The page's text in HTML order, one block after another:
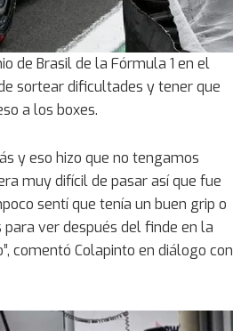
de Brasil de la Fórmula 1 en el
sortear dificultades y tener que
a los boxes.
y eso hizo que no tengamos
muy difícil de pasar así que fue
sentí que tenía un buen grip o
ver después del finde en la
comentó Colapinto en diálogo con